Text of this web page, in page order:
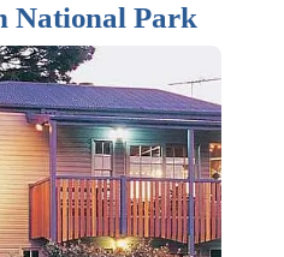
National Park